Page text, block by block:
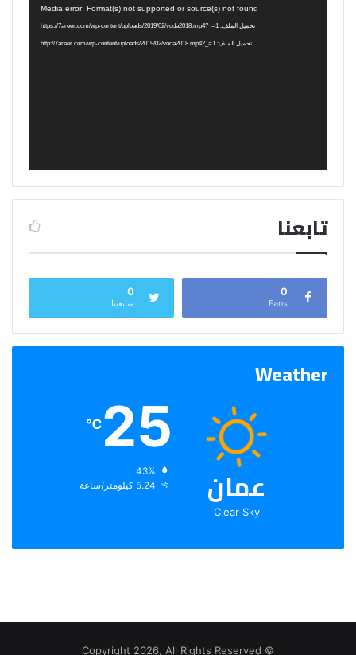
Media error: Format(s) not supported or source(s) not found
تحميل الملف: https://7areer.com/wp-content/uploads/2019/02/voda2018.mp4?_=1
تحميل الملف: http://7areer.com/wp-content/uploads/2019/02/voda2018.mp4?_=1
تابعنا
0
Fans
0
متابعينا
Weather
عمان
Clear Sky
25
℃
الرطوبة:
الرياح:
© Copyright 2026, All Rights Reserved